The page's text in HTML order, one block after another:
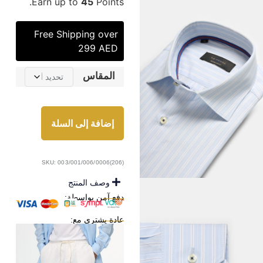
Free Shipping over
299 AED
المقاس
إضافة إلى السلة
SKU: 003/001/006/0006(206)
وصف المنتج
دفع آمن بواسطة:
عادة يشترى مع: